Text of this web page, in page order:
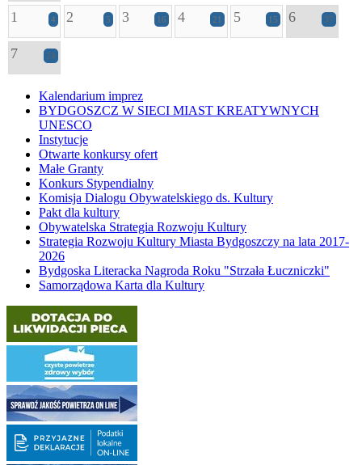
1 4 2 5 3 16 4 21 5 15 6 37
7 24
Kalendarium imprez
BYDGOSZCZ W SIECI MIAST KREATYWNYCH
UNESCO
Instytucje
Otwarte konkursy ofert
Małe Granty
Konkurs Stypendialny
Komisja Dialogu Obywatelskiego ds. Kultury
Pakt dla kultury
Obywatelska Strategia Rozwoju Kultury
Strategia Rozwoju Kultury Miasta Bydgoszczy na lata 2017-
2026
Bydgoska Literacka Nagroda Roku "Strzała Łuczniczki"
Samorządowa Karta dla Kultury